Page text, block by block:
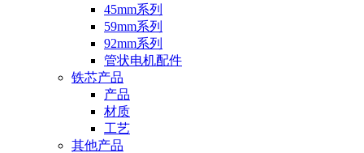
45mm系列
59mm系列
92mm系列
管状电机配件
铁芯产品
产品
材质
工艺
其他产品